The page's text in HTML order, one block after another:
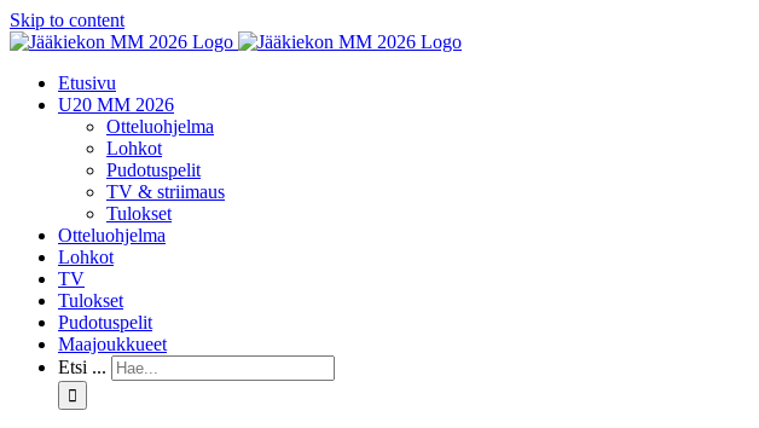
Skip to content
Etusivu
U20 MM 2026
Otteluohjelma
Lohkot
Pudotuspelit
TV & striimaus
Tulokset
Otteluohjelma
Lohkot
TV
Tulokset
Pudotuspelit
Maajoukkueet
Etsi ...